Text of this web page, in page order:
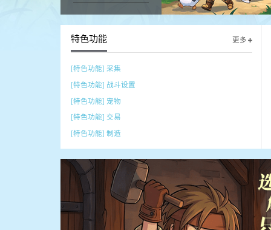
特色功能 更多
[特色功能] 采集
[特色功能] 战斗设置
[特色功能] 宠物
[特色功能] 交易
[特色功能] 制造